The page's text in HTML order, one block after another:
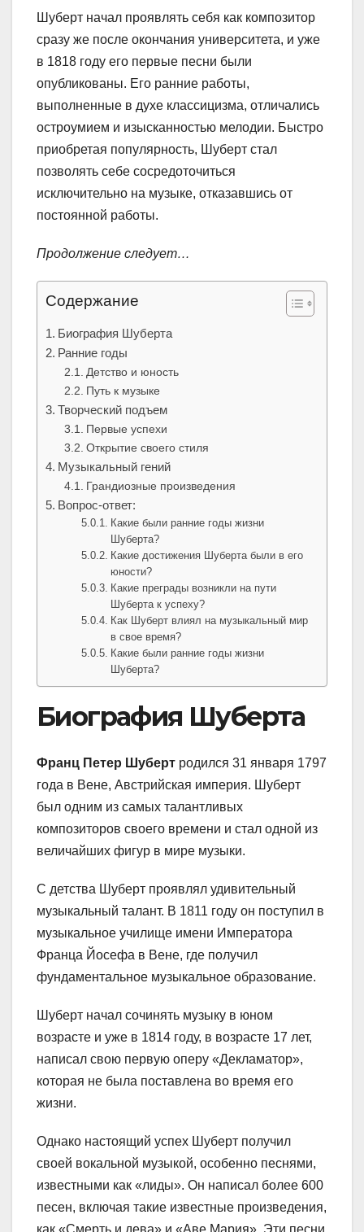
Шуберт начал проявлять себя как композитор
сразу же после окончания университета, и уже
в 1818 году его первые песни были
опубликованы. Его ранние работы,
выполненные в духе классицизма, отличались
остроумием и изысканностью мелодии. Быстро
приобретая популярность, Шуберт стал
позволять себе сосредоточиться
исключительно на музыке, отказавшись от
постоянной работы.
Продолжение следует…
Содержание
Биография Шуберта
Ранние годы
Детство и юность
Путь к музыке
Творческий подъем
Первые успехи
Открытие своего стиля
Музыкальный гений
Грандиозные произведения
Вопрос-ответ:
Какие были ранние годы жизни
Шуберта?
Какие достижения Шуберта были в его
юности?
Какие преграды возникли на пути
Шуберта к успеху?
Как Шуберт влиял на музыкальный мир
в свое время?
Какие были ранние годы жизни
Шуберта?
Биография Шуберта
Франц Петер Шуберт родился 31 января 1797
года в Вене, Австрийская империя. Шуберт
был одним из самых талантливых
композиторов своего времени и стал одной из
величайших фигур в мире музыки.
С детства Шуберт проявлял удивительный
музыкальный талант. В 1811 году он поступил в
музыкальное училище имени Императора
Франца Йосефа в Вене, где получил
фундаментальное музыкальное образование.
Шуберт начал сочинять музыку в юном
возрасте и уже в 1814 году, в возрасте 17 лет,
написал свою первую оперу «Декламатор»,
которая не была поставлена во время его
жизни.
Однако настоящий успех Шуберт получил
своей вокальной музыкой, особенно песнями,
известными как «лиды». Он написал более 600
песен, включая такие известные произведения,
как «Смерть и дева» и «Аве Мария». Эти песни